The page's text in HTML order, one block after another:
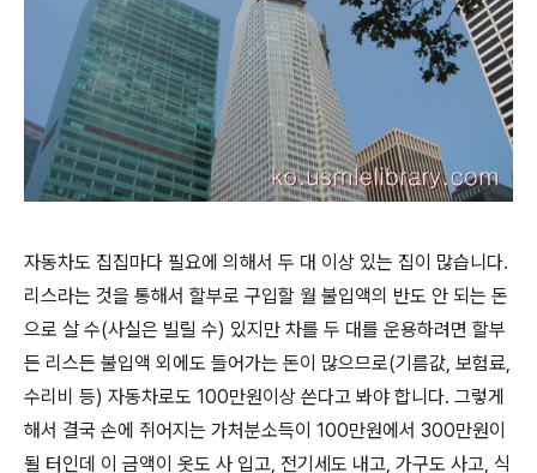
자동차도 집집마다 필요에 의해서 두 대 이상 있는 집이 많습니다.
리스라는 것을 통해서 할부로 구입할 월 불입액의 반도 안 되는 돈
으로 살 수(사실은 빌릴 수) 있지만 차를 두 대를 운용하려면 할부
든 리스든 불입액 외에도 들어가는 돈이 많으므로(기름값, 보험료,
수리비 등) 자동차로도 100만원이상 쓴다고 봐야 합니다. 그렇게
해서 결국 손에 쥐어지는 가처분소득이 100만원에서 300만원이
될 터인데 이 금액이 옷도 사 입고, 전기세도 내고, 가구도 사고, 식